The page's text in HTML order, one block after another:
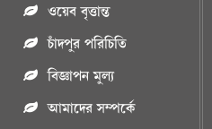
ওয়েব বৃত্তান্ত
চাঁদপুর পরিচিতি
বিজ্ঞাপন মুল্য
আমাদের সম্পর্কে